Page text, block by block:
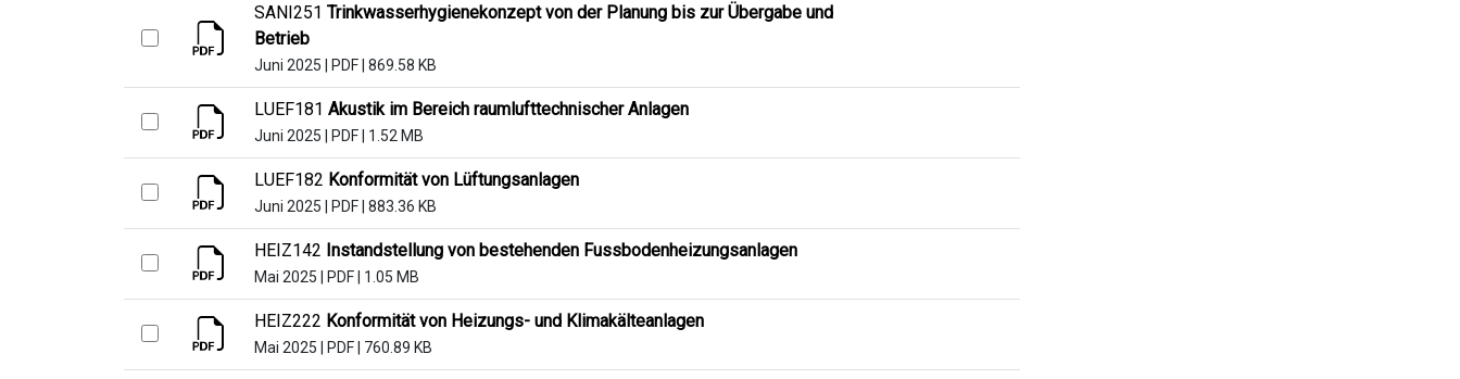
SANI251 Trinkwasserhygienekonzept von der Planung bis zur Übergabe und
Betrieb
Juni 2025 PDF 869.58 KB
LUEF181 Akustik im Bereich raumlufttechnischer Anlagen
Juni 2025 PDF 1.52 MB
LUEF182 Konformität von Lüftungsanlagen
Juni 2025 PDF 883.36 KB
HEIZ142 Instandstellung von bestehenden Fussbodenheizungsanlagen
Mai 2025 PDF 1.05 MB
HEIZ222 Konformität von Heizungs- und Klimakälteanlagen
Mai 2025 PDF 760.89 KB